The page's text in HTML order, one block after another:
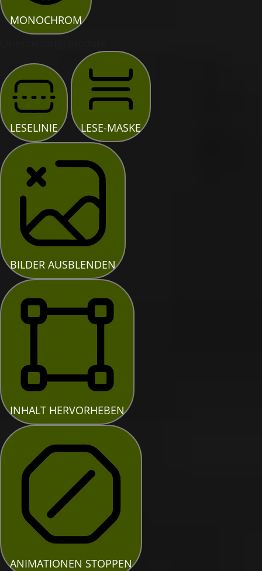
MONOCHROM
LESELINIE LESE-MASKE
BILDER AUSBLENDEN
INHALT HERVORHEBEN
ANIMATIONEN STOPPEN